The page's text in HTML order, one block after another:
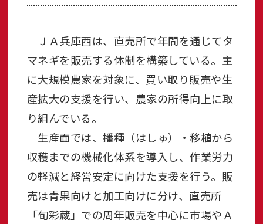
ＪＡ兵庫西は、直売所で年間を通じてタ
マネギを販売する体制を構築している。主
に大規模農家を対象に、買い取り販売や生
産拡大の支援を行い、農家の所得向上に取
り組んでいる。
生産面では、播種（はしゅ）・移植から
収穫までの機械化体系を導入し、作業労力
の軽減と経営安定に向けた支援を行う。販
売は青果向けと加工向けに分け、直売所
「旬彩蔵」での周年販売を中心に市場やＡ